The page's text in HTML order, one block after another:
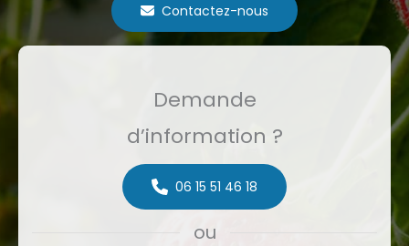
Contactez-nous
Demande
d’information ?
06 15 51 46 18
ou